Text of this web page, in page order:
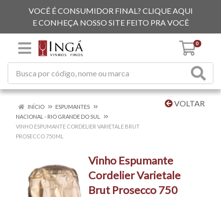
VOCÊ É CONSUMIDOR FINAL? CLIQUE AQUI
E CONHEÇA NOSSO SITE FEITO PRA VOCÊ
0
VOLTAR
INÍCIO
ESPUMANTES
NACIONAL - RIO GRANDE DO SUL
VINHO ESPUMANTE CORDELIER VARIETALE BRUT
PROSECCO 750 ML
Vinho Espumante
Cordelier Varietale
Brut Prosecco 750